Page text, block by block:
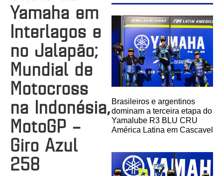
Yamaha em
Interlagos e
no Jalapão;
Mundial de
Motocross
na Indonésia,
MotoGP –
Giro Azul
258
Brasileiros e argentinos
dominam a terceira etapa do
Yamalube R3 BLU CRU
América Latina em Cascavel